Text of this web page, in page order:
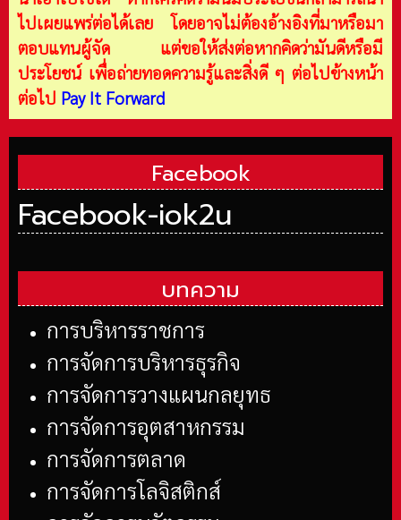
ไปเผยแพร่ต่อได้เลย โดยอาจไม่ต้องอ้างอิงที่มาหรือมา
ตอบแทนผู้จัด แต่ขอให้ส่งต่อหากคิดว่ามันดีหรือมี
ประโยชน์ เพื่อถ่ายทอดความรู้และสิ่งดี ๆ ต่อไปข้างหน้า
ต่อไป Pay It Forward
Facebook
Facebook-iok2u
บทความ
การบริหารราชการ
การจัดการบริหารธุรกิจ
การจัดการวางแผนกลยุทธ
การจัดการอุตสาหกรรม
การจัดการตลาด
การจัดการโลจิสติกส์